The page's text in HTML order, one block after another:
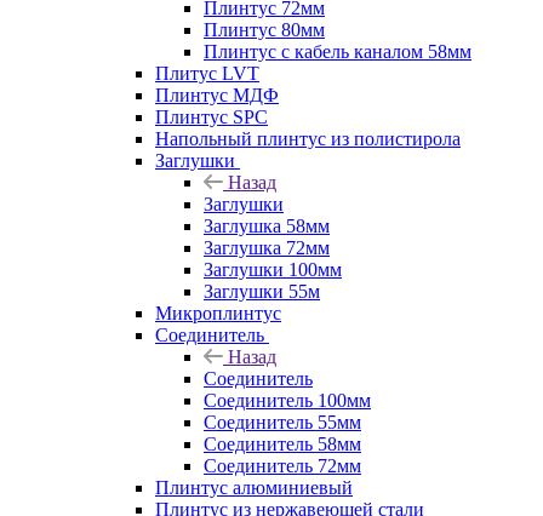
Плинтус 72мм
Плинтус 80мм
Плинтус с кабель каналом 58мм
Плитус LVT
Плинтус МДФ
Плинтус SPC
Напольный плинтус из полистирола
Заглушки
Назад
Заглушки
Заглушка 58мм
Заглушка 72мм
Заглушки 100мм
Заглушки 55м
Микроплинтус
Соединитель
Назад
Соединитель
Соединитель 100мм
Соединитель 55мм
Соединитель 58мм
Соединитель 72мм
Плинтус алюминиевый
Плинтус из нержавеющей стали